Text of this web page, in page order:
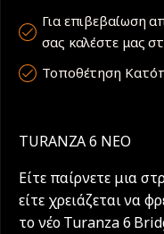
Για επιβεβαίωση
σας καλέστε μας
Τοποθέτηση
TURANZA 6 ΝΕΟ
Είτε παίρνετε μια
είτε χρειάζεται να
το νέο Turanza 6